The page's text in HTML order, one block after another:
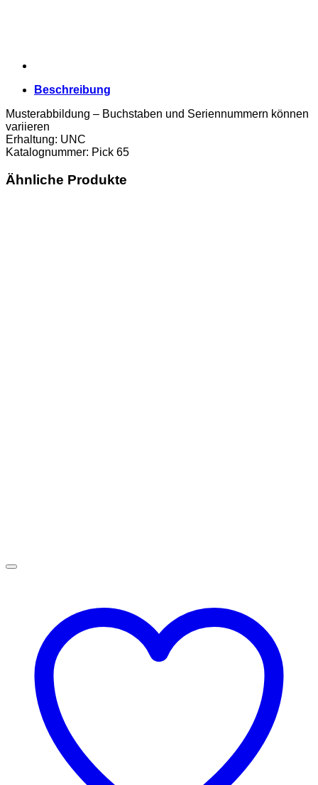
Beschreibung
Musterabbildung – Buchstaben und Seriennummern können
variieren
Erhaltung: UNC
Katalognummer: Pick 65
Ähnliche Produkte